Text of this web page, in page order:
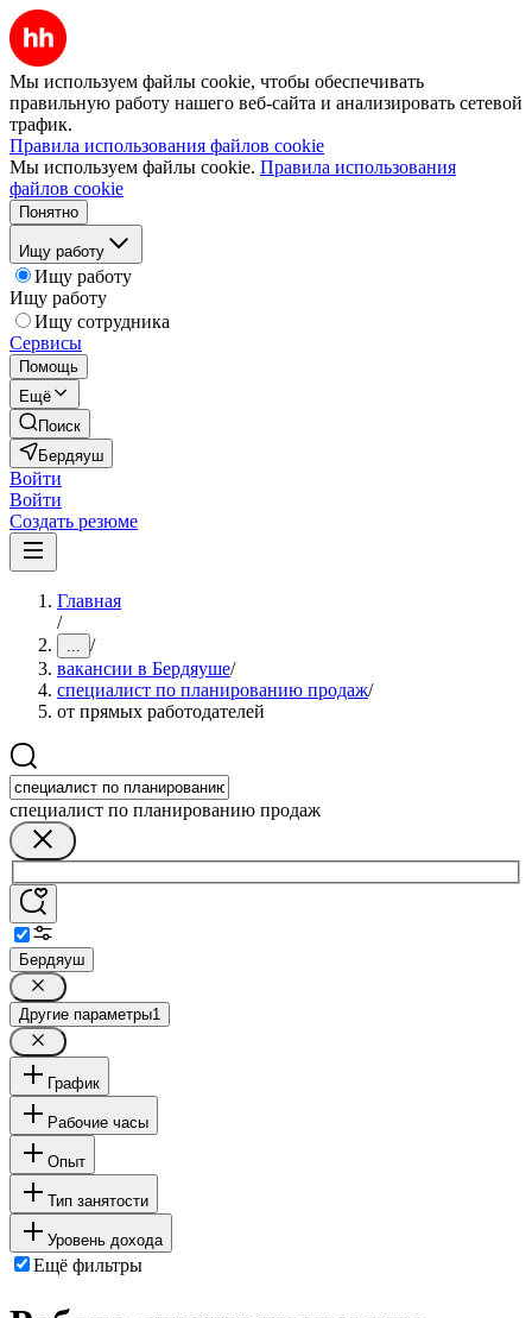
Мы используем файлы cookie, чтобы обеспечивать
правильную работу нашего веб-сайта и анализировать сетевой
трафик.
Правила использования файлов cookie
Мы используем файлы cookie. Правила использования
файлов cookie
Понятно
Ищу работу
Ищу работу
Ищу работу
Ищу сотрудника
Сервисы
Помощь
Ещё
Поиск
Бердяуш
Войти
Войти
Создать резюме
Главная
/
... /
вакансии в Бердяуше/
специалист по планированию продаж/
от прямых работодателей
специалист по планированию продаж
Бердяуш
Другие параметры1
График
Рабочие часы
Опыт
Тип занятости
Уровень дохода
Ещё фильтры